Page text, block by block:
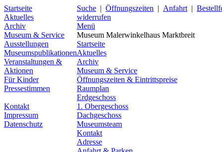
Startseite
Aktuelles
Archiv
Museum & Service
Ausstellungen
Museumspublikationen
Veranstaltungen &
Aktionen
Für Kinder
Pressestimmen
Kontakt
Impressum
Datenschutz
Suche | Öffnungszeiten | Anfahrt |
widerrufen
Menü
Museum Malerwinkelhaus Marktbreit
Startseite
Aktuelles
Archiv
Museum & Service
Öffnungszeiten & Eintrittspreise
Raumplan
Erdgeschoss
1. Obergeschoss
Dachgeschoss
Museumsteam
Kontakt
Adresse